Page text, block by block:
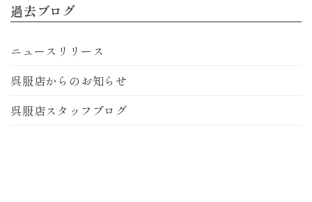
過去ブログ
ニュースリリース
呉服店からのお知らせ
呉服店スタッフブログ